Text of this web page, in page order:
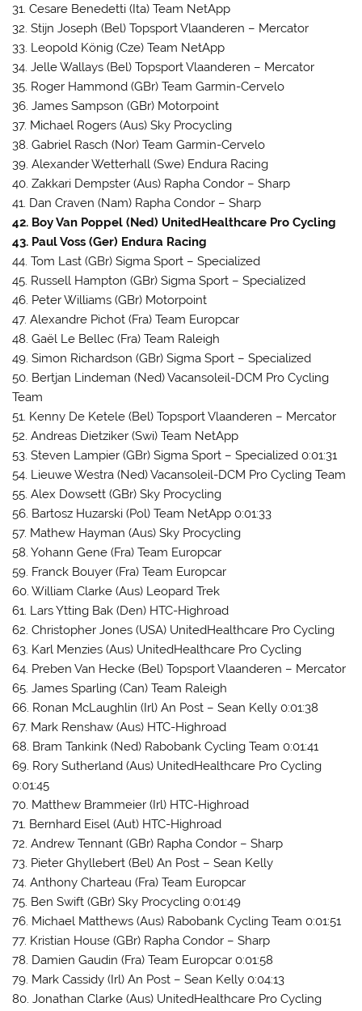
31. Cesare Benedetti (Ita) Team NetApp
32. Stijn Joseph (Bel) Topsport Vlaanderen – Mercator
33. Leopold König (Cze) Team NetApp
34. Jelle Wallays (Bel) Topsport Vlaanderen – Mercator
35. Roger Hammond (GBr) Team Garmin-Cervelo
36. James Sampson (GBr) Motorpoint
37. Michael Rogers (Aus) Sky Procycling
38. Gabriel Rasch (Nor) Team Garmin-Cervelo
39. Alexander Wetterhall (Swe) Endura Racing
40. Zakkari Dempster (Aus) Rapha Condor – Sharp
41. Dan Craven (Nam) Rapha Condor – Sharp
42. Boy Van Poppel (Ned) UnitedHealthcare Pro Cycling
43. Paul Voss (Ger) Endura Racing
44. Tom Last (GBr) Sigma Sport – Specialized
45. Russell Hampton (GBr) Sigma Sport – Specialized
46. Peter Williams (GBr) Motorpoint
47. Alexandre Pichot (Fra) Team Europcar
48. Gaël Le Bellec (Fra) Team Raleigh
49. Simon Richardson (GBr) Sigma Sport – Specialized
50. Bertjan Lindeman (Ned) Vacansoleil-DCM Pro Cycling
Team
51. Kenny De Ketele (Bel) Topsport Vlaanderen – Mercator
52. Andreas Dietziker (Swi) Team NetApp
53. Steven Lampier (GBr) Sigma Sport – Specialized 0:01:31
54. Lieuwe Westra (Ned) Vacansoleil-DCM Pro Cycling Team
55. Alex Dowsett (GBr) Sky Procycling
56. Bartosz Huzarski (Pol) Team NetApp 0:01:33
57. Mathew Hayman (Aus) Sky Procycling
58. Yohann Gene (Fra) Team Europcar
59. Franck Bouyer (Fra) Team Europcar
60. William Clarke (Aus) Leopard Trek
61. Lars Ytting Bak (Den) HTC-Highroad
62. Christopher Jones (USA) UnitedHealthcare Pro Cycling
63. Karl Menzies (Aus) UnitedHealthcare Pro Cycling
64. Preben Van Hecke (Bel) Topsport Vlaanderen – Mercator
65. James Sparling (Can) Team Raleigh
66. Ronan McLaughlin (Irl) An Post – Sean Kelly 0:01:38
67. Mark Renshaw (Aus) HTC-Highroad
68. Bram Tankink (Ned) Rabobank Cycling Team 0:01:41
69. Rory Sutherland (Aus) UnitedHealthcare Pro Cycling
0:01:45
70. Matthew Brammeier (Irl) HTC-Highroad
71. Bernhard Eisel (Aut) HTC-Highroad
72. Andrew Tennant (GBr) Rapha Condor – Sharp
73. Pieter Ghyllebert (Bel) An Post – Sean Kelly
74. Anthony Charteau (Fra) Team Europcar
75. Ben Swift (GBr) Sky Procycling 0:01:49
76. Michael Matthews (Aus) Rabobank Cycling Team 0:01:51
77. Kristian House (GBr) Rapha Condor – Sharp
78. Damien Gaudin (Fra) Team Europcar 0:01:58
79. Mark Cassidy (Irl) An Post – Sean Kelly 0:04:13
80. Jonathan Clarke (Aus) UnitedHealthcare Pro Cycling